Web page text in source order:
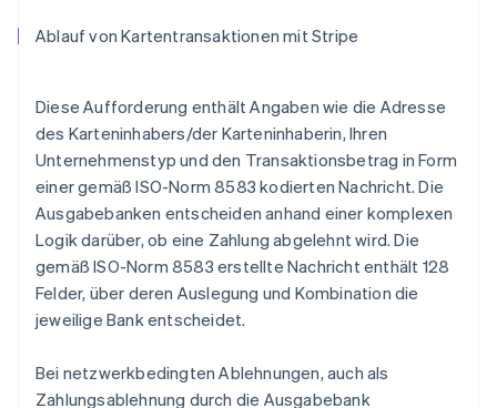
Ablauf von Kartentransaktionen mit Stripe
Diese Aufforderung enthält Angaben wie die Adresse
des Karteninhabers/der Karteninhaberin, Ihren
Unternehmenstyp und den Transaktionsbetrag in Form
einer gemäß ISO-Norm 8583 kodierten Nachricht. Die
Ausgabebanken entscheiden anhand einer komplexen
Logik darüber, ob eine Zahlung abgelehnt wird. Die
gemäß ISO-Norm 8583 erstellte Nachricht enthält 128
Felder, über deren Auslegung und Kombination die
jeweilige Bank entscheidet.
Bei netzwerkbedingten Ablehnungen, auch als
Zahlungsablehnung durch die Ausgabebank